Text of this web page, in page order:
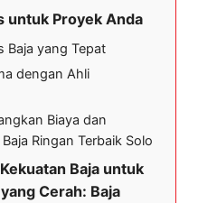
untuk Proyek Anda
Baja yang Tepat
dengan Ahli
Biaya dan
Ringan Terbaik Solo
Baja untuk
Cerah: Baja